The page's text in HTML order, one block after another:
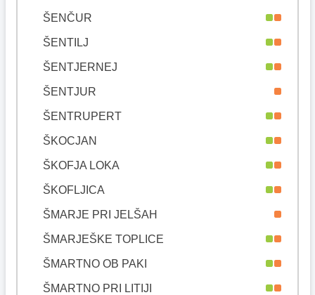
ŠENČUR
ŠENTILJ
ŠENTJERNEJ
ŠENTJUR
ŠENTRUPERT
ŠKOCJAN
ŠKOFJA LOKA
ŠKOFLJICA
ŠMARJE PRI JELŠAH
ŠMARJEŠKE TOPLICE
ŠMARTNO OB PAKI
ŠMARTNO PRI LITIJI